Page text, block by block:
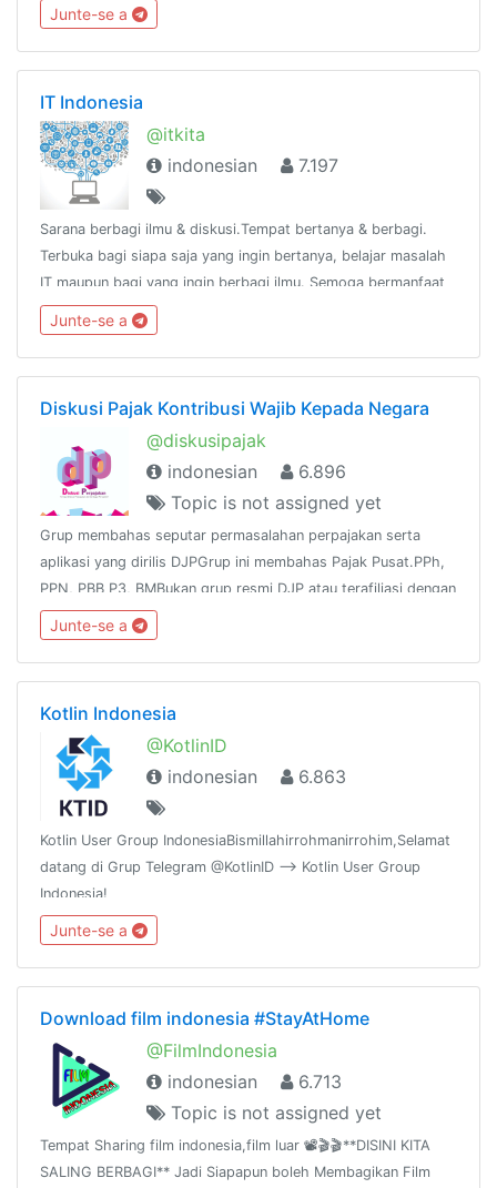
Junte-se a
IT Indonesia
@itkita
indonesian
7.197
Sarana berbagi ilmu & diskusi.Tempat bertanya & berbagi.
Terbuka bagi siapa saja yang ingin bertanya, belajar masalah
IT maupun bagi yang ingin berbagi ilmu. Semoga bermanfaat
:)Tulisan/pesan dari anda, tanggung jawab andaGroup link
https://t.me/itkita
Junte-se a
Diskusi Pajak Kontribusi Wajib Kepada Negara
@diskusipajak
indonesian
6.896
Topic is not assigned yet
Grup membahas seputar permasalahan perpajakan serta
aplikasi yang dirilis DJPGrup ini membahas Pajak Pusat.PPh,
PPN, PBB P3, BMBukan grup resmi DJP atau terafiliasi dengan
DJPNo Links except tax, no iklanChannel :
https://t.me/tutorialpajak
Junte-se a
Kotlin Indonesia
@KotlinID
indonesian
6.863
Kotlin User Group IndonesiaBismillahirrohmanirrohim,Selamat
datang di Grup Telegram @KotlinID --> Kotlin User Group
Indonesia!
Junte-se a
Download film indonesia #StayAtHome
@FilmIndonesia
indonesian
6.713
Topic is not assigned yet
Tempat Sharing film indonesia,film luar 📽🎬🎬**DISINI KITA
SALING BERBAGI** Jadi Siapapun boleh Membagikan Film